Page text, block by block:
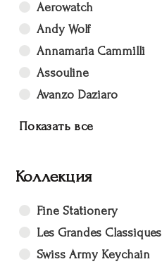
Aerowatch
Andy Wolf
Annamaria Cammilli
Assouline
Avanzo Daziaro
Показать все
Коллекция
Fine Stationery
Les Grandes Classiques
Swiss Army Keychain